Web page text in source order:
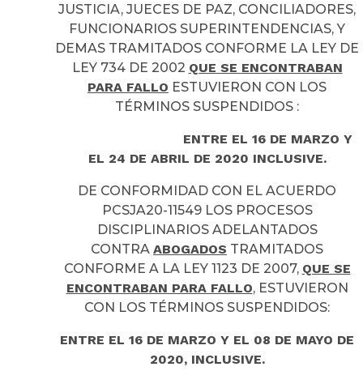
JUSTICIA, JUECES DE PAZ, CONCILIADORES,
FUNCIONARIOS SUPERINTENDENCIAS, Y
DEMAS TRAMITADOS CONFORME LA LEY DE
LEY 734 DE 2002 QUE SE ENCONTRABAN
PARA FALLO ESTUVIERON CON LOS
TÉRMINOS SUSPENDIDOS :
ENTRE EL 16 DE MARZO Y
EL 24 DE ABRIL DE 2020 INCLUSIVE.
DE CONFORMIDAD CON EL ACUERDO
PCSJA20-11549 LOS PROCESOS
DISCIPLINARIOS ADELANTADOS
CONTRA ABOGADOS TRAMITADOS
CONFORME A LA LEY 1123 DE 2007, QUE SE
ENCONTRABAN PARA FALLO, ESTUVIERON
CON LOS TÉRMINOS SUSPENDIDOS:
ENTRE EL 16 DE MARZO Y EL 08 DE MAYO DE
2020, INCLUSIVE.